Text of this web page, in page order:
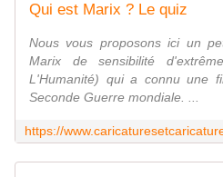
Qui est Marix ? Le quiz
Nous vous proposons ici un
Marix de sensibilité
L'Humanité) qui a connu une
Seconde Guerre mondiale. ...